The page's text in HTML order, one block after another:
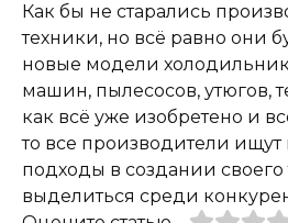
Как бы не старались
техники, но всё равно они
новые модели
машин, пылесосов, утюгов,
как всё уже изобретено и
то все производители
подходы в создании своего
выделиться среди